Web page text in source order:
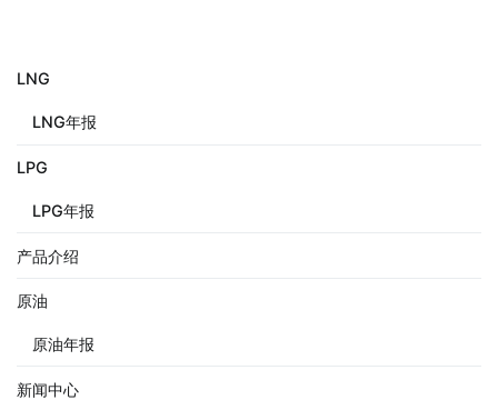
LNG
LNG年报
LPG
LPG年报
产品介绍
原油
原油年报
新闻中心